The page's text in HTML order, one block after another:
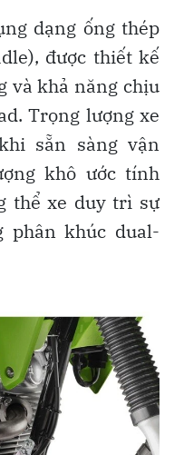
dạng ống thép
được thiết kế
và khả năng chịu
Trọng lượng xe
sẵn sàng vận
khô ước tính
thể xe duy trì sự
phân khúc dual-